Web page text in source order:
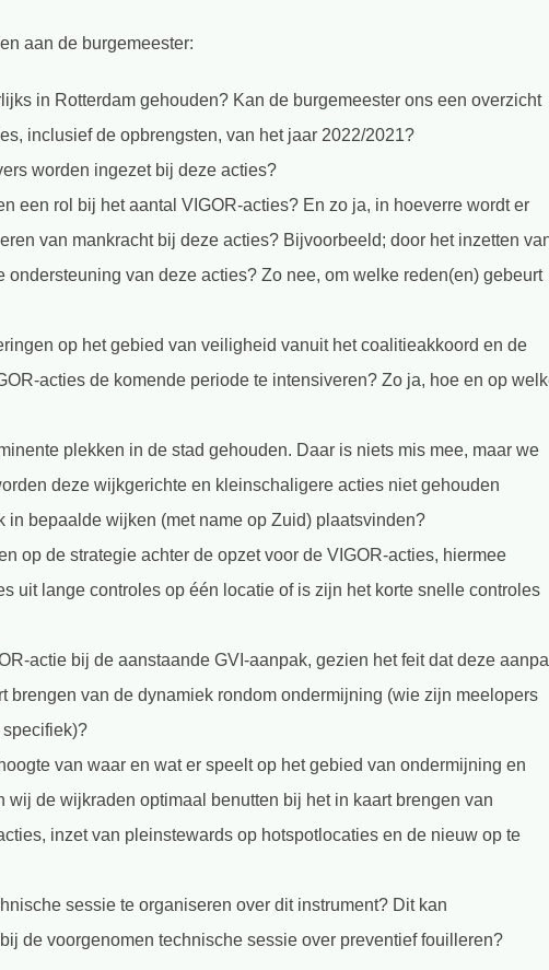
aan de burgemeester:
in Rotterdam gehouden? Kan de burgemeester ons een overzicht
inclusief de opbrengsten, van het jaar 2022/2021?
worden ingezet bij deze acties?
een rol bij het aantal VIGOR-acties? En zo ja, in hoeverre wordt er
van mankracht bij deze acties? Bijvoorbeeld; door het inzetten
van deze acties? Zo nee, om welke reden(en) gebeurt
op het gebied van veiligheid vanuit het coalitieakkoord en de
acties de komende periode te intensiveren? Zo ja, hoe en op
plekken in de stad gehouden. Daar is niets mis mee, maar we
deze wijkgerichte en kleinschaligere acties niet gehouden
bepaalde wijken (met name op Zuid) plaatsvinden?
op de strategie achter de opzet voor de VIGOR-acties, hiermee
uit lange controles op één locatie of is zijn het korte snelle controles
actie bij de aanstaande GVI-aanpak, gezien het feit dat deze
brengen van de dynamiek rondom ondermijning (wie zijn meelopers
van waar en wat er speelt op het gebied van ondermijning en
wij de wijkraden optimaal benutten bij het in kaart brengen van
inzet van pleinstewards op hotspotlocaties en de nieuw op te
sessie te organiseren over dit instrument? Dit kan
de voorgenomen technische sessie over preventief fouilleren?